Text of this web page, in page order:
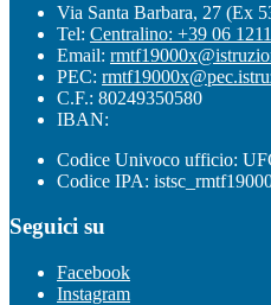
Via Santa Barbara, 27 (Ex
Tel: Centralino: +39 06
Email:
PEC:
C.F.: 80249350580
IBAN:
Codice Univoco ufficio:
Codice IPA:
Seguici su
Facebook
Instagram